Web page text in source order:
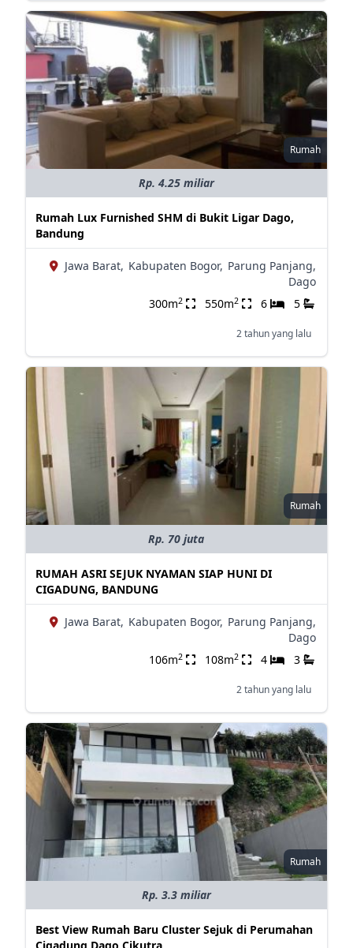
Rumah
Rp. 4.25 miliar
Rumah Lux Furnished SHM di Bukit Ligar Dago,
Bandung
Jawa Barat, Kabupaten Bogor, Parung Panjang,
Dago
300m2 550m2 6 5
2 tahun yang lalu
Rumah
Rp. 70 juta
RUMAH ASRI SEJUK NYAMAN SIAP HUNI DI
CIGADUNG, BANDUNG
Jawa Barat, Kabupaten Bogor, Parung Panjang,
Dago
106m2 108m2 4 3
2 tahun yang lalu
Rumah
Rp. 3.3 miliar
Best View Rumah Baru Cluster Sejuk di Perumahan